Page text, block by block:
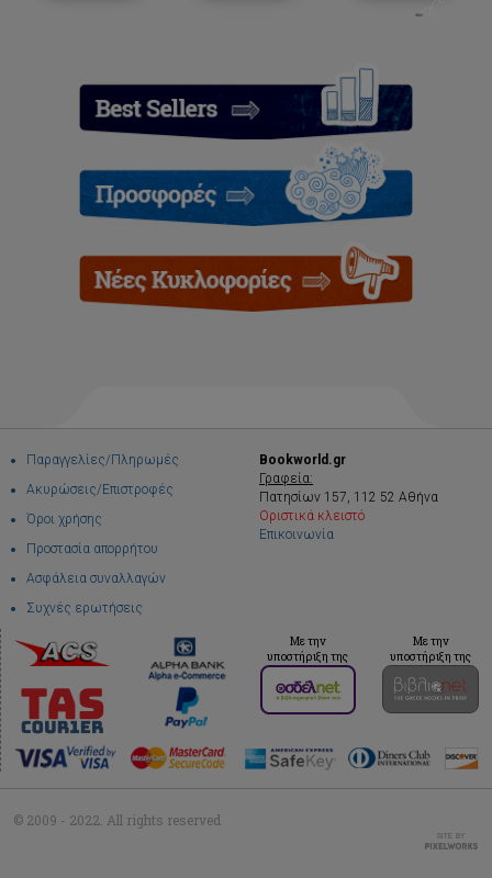
Παραγγελίες/Πληρωμές
Ακυρώσεις/Επιστροφές
Όροι χρήσης
Προστασία απορρήτου
Ασφάλεια συναλλαγών
Συχνές ερωτήσεις
Bookworld.gr
Γραφεία:
Πατησίων 157, 112 52 Αθήνα
Οριστικά κλειστό
Επικοινωνία
Με την
υποστήριξη της
Με την
υποστήριξη της
© 2009 - 2022. All rights reserved